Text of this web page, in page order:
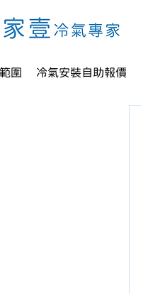
圍 冷氣安裝自助報價